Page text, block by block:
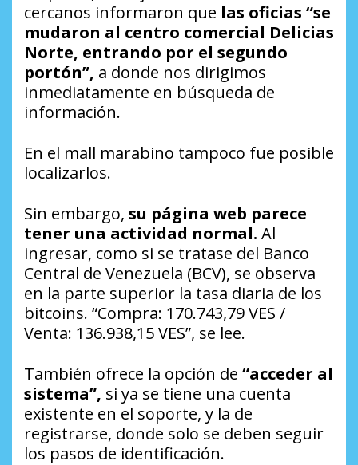
cercanos informaron que las oficias “se
mudaron al centro comercial Delicias
Norte, entrando por el segundo
portón”, a donde nos dirigimos
inmediatamente en búsqueda de
información.
En el mall marabino tampoco fue posible
localizarlos.
Sin embargo, su página web parece
tener una actividad normal. Al
ingresar, como si se tratase del Banco
Central de Venezuela (BCV), se observa
en la parte superior la tasa diaria de los
bitcoins. “Compra: 170.743,79 VES /
Venta: 136.938,15 VES”, se lee.
También ofrece la opción de “acceder al
sistema”, si ya se tiene una cuenta
existente en el soporte, y la de
registrarse, donde solo se deben seguir
los pasos de identificación.